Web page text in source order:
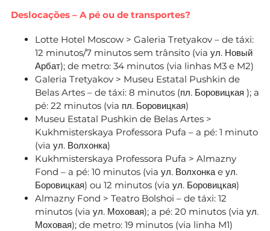
Deslocações – A pé ou de transportes?
Lotte Hotel Moscow > Galeria Tretyakov – de táxi:
12 minutos/7 minutos sem trânsito (via ул. Новый
Арбат); de metro: 34 minutos (via linhas M3 e M2)
Galeria Tretyakov > Museu Estatal Pushkin de
Belas Artes – de táxi: 8 minutos (пл. Боровицкая ); a
pé: 22 minutos (via пл. Боровицкая)
Museu Estatal Pushkin de Belas Artes >
Kukhmisterskaya Professora Pufa – a pé: 1 minuto
(via ул. Волхонка)
Kukhmisterskaya Professora Pufa > Almazny
Fond – a pé: 10 minutos (via ул. Волхонка e ул.
Боровицкая) ou 12 minutos (via ул. Боровицкая)
Almazny Fond > Teatro Bolshoi – de táxi: 12
minutos (via ул. Моховая); a pé: 20 minutos (via ул.
Моховая); de metro: 19 minutos (via linha M1)